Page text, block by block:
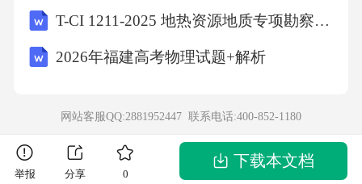
T-CI 1211-2025 地热资源地质专项勘察技术规程
2026年福建高考物理试题+解析
网站客服QQ:2881952447 联系电话:400-852-1180
举报 分享 0
下载本文档